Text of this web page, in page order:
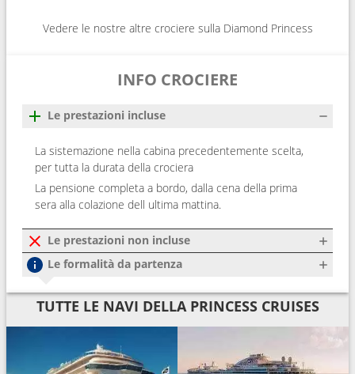
Vedere le nostre altre crociere sulla Diamond Princess
INFO CROCIERE
Le prestazioni incluse
La sistemazione nella cabina precedentemente scelta,
per tutta la durata della crociera
La pensione completa a bordo, dalla cena della prima
sera alla colazione dell ultima mattina.
Le prestazioni non incluse
Le formalità da partenza
TUTTE LE NAVI DELLA PRINCESS CRUISES